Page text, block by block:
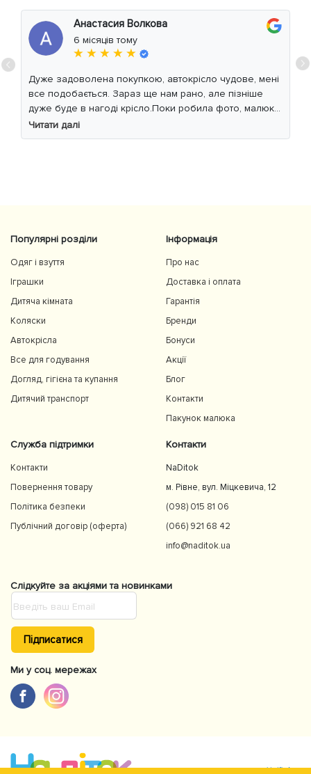
Анастасия Волкова
6 місяців тому
★ ★ ★ ★ ★
Дуже задоволена покупкою, автокрісло чудове, мені
все подобається. Зараз ще нам рано, але пізніше
дуже буде в нагоді крісло.Поки робила фото, малюк
уважно читав інструкцію 😁
Читати далі
Популярні розділи
Одяг і взуття
Іграшки
Дитяча кімната
Коляски
Автокрісла
Все для годування
Догляд, гігієна та купання
Дитячий транспорт
Інформація
Про нас
Доставка і оплата
Гарантія
Бренди
Бонуси
Акції
Блог
Контакти
Пакунок малюка
Служба підтримки
Контакти
Повернення товару
Політика безпеки
Публічний договір (оферта)
Контакти
NaDitok
м. Рівне, вул. Міцкевича, 12
(098) 015 81 06
(066) 921 68 42
info@naditok.ua
Слідкуйте за акціями та новинками
Підписатися
Ми у соц. мережах